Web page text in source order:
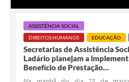
ASSISTÊNCIA SOCIAL
DIREITOS HUMANOS
EDUCAÇÃO
Secretarias de Assistência
Ladário planejam a
Benefício de Prestação...